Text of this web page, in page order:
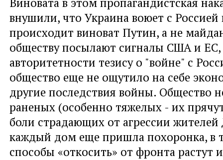
внушили, что Украина воюет с Россией
происходит виноват Путин, а не
обществу посылают сигналы США и ЕС,
авторитетности тезису о "войне" с
общество еще не ощутило на себе
другие последствия войны. Общество
раненых (особенно тяжелых - их
боли страдающих от агрессии жителей
каждый дом еще пришла похоронка, в
способы «откосить» от фронта растут